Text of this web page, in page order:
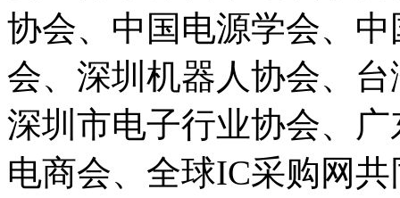
协会、中国电源学会、
会、深圳机器人协会、
深圳市电子行业协会、
电商会、全球IC采购网